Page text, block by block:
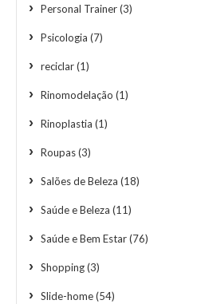
Personal Trainer(3)
Psicologia (7)
reciclar(1)
Rinomodelação (1)
Rinoplastia (1)
Roupas(3)
Salões de Beleza (18)
Saúde e Beleza (11)
Saúde e Bem Estar(76)
Shopping(3)
Slide-home(54)